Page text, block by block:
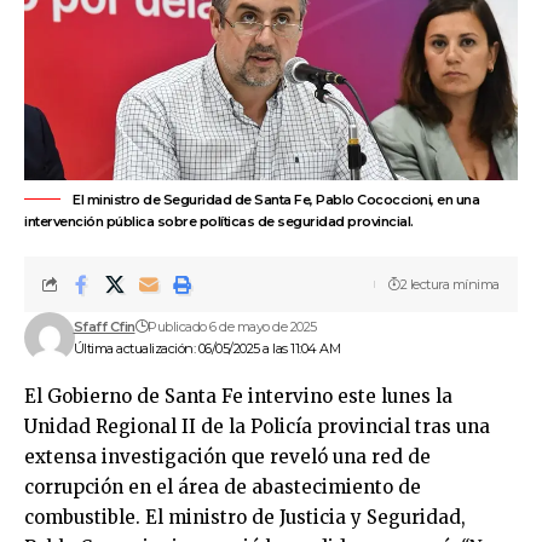
El ministro de Seguridad de Santa Fe, Pablo Cococcioni, en una
intervención pública sobre políticas de seguridad provincial.
Última actualización: 06/05/2025 a las 11:04 AM
Sfaff Cfin Publicado 6 de mayo de 2025
2 lectura mínima
El Gobierno de Santa Fe intervino este lunes la
Unidad Regional II de la Policía provincial tras una
extensa investigación que reveló una red de
corrupción en el área de abastecimiento de
combustible. El ministro de Justicia y Seguridad,